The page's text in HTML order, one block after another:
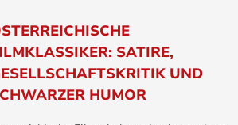
SATIRE,
UND
HUMOR